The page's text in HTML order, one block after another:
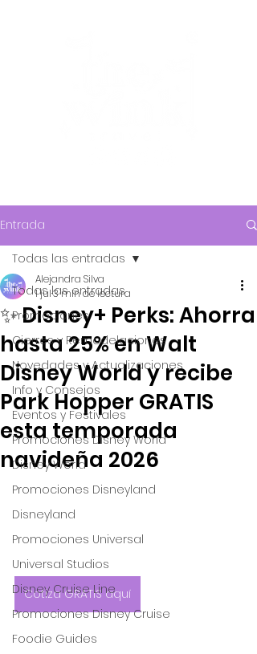
Entrada
Todas las entradas
Promociones
Cierres y Remodelaciones
Novedades y Actualizaciones
Info y Consejos
Eventos y Festivales
Promociones Disney World
Disney World
Promociones Disneyland
Disneyland
Promociones Universal
Universal Studios
Disney Cruise Line
Promociones Disney Cruise
Foodie Guides
Todas las entradas
✨ Disney+ Perks: Ahorra
hasta 25% en Walt
Disney World y recibe
Park Hopper GRATIS
esta temporada
navideña 2026
Alejandra Silva
1 jul3 min de lectura
Cotiza GRATIS aquí